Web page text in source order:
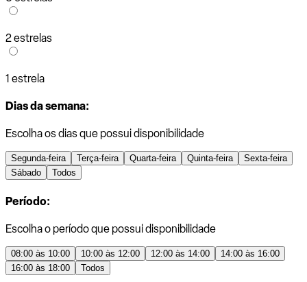
2 estrelas
1 estrela
Dias da semana:
Escolha os dias que possui disponibilidade
Segunda-feira Terça-feira Quarta-feira Quinta-feira
Sexta-feira
Sábado
Todos
Período:
Escolha o período que possui disponibilidade
08:00 às 10:00 10:00 às 12:00 12:00 às 14:00
14:00 às 16:00
16:00 às 18:00
Todos